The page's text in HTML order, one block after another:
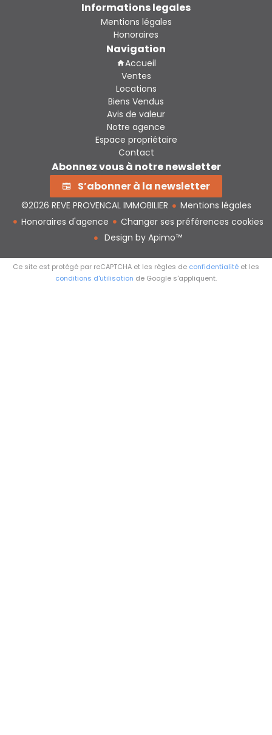
Informations legales
Mentions légales
Honoraires
Navigation
Accueil
Ventes
Locations
Biens Vendus
Avis de valeur
Notre agence
Espace propriétaire
Contact
Abonnez vous à notre newsletter
S’abonner à la newsletter
©2026 REVE PROVENCAL IMMOBILIER
Mentions légales
Honoraires d'agence
Changer ses préférences cookies
Design by Apimo™
Ce site est protégé par reCAPTCHA et les règles de confidentialité et les
conditions d'utilisation de Google s'appliquent.